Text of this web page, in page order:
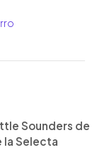
Sounders de
la Selecta